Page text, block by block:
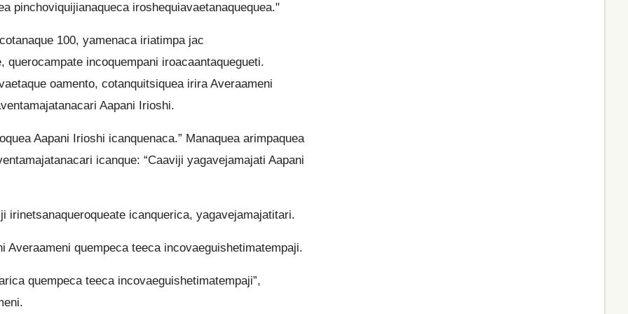
pinchoviquijianaqueca iroshequiavaetanaquequea."
100, yamenaca iriatimpa jac
incoquempani iroacaantaquegueti.
oamento, cotanquitsiquea irira Averaameni
Aapani Irioshi.
Aapani Irioshi icanquenaca.” Manaquea arimpaquea
icanque: “Caaviji yagavejamajati Aapani
irinetsanaqueroqueate icanquerica, yagavejamajatitari.
quempeca teeca incovaeguishetimatempaji.
quempeca teeca incovaeguishetimatempaji”,